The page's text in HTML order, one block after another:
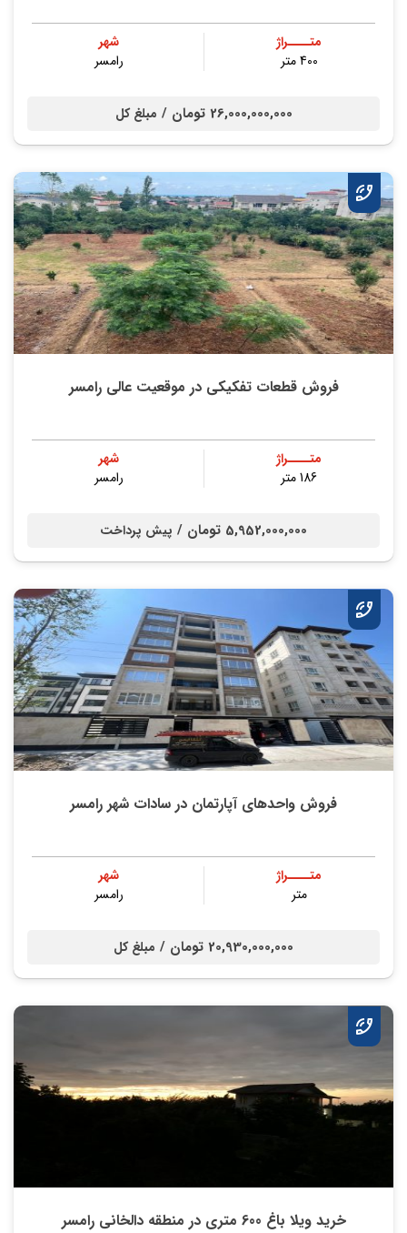
متــــراژ
400 متر
شهر
رامسر
26,000,000,000 تومان / مبلغ کل
فروش قطعات تفکیکی در موقعیت عالی رامسر
متــــراژ
186 متر
شهر
رامسر
5,952,000,000 تومان / پیش پرداخت
فروش واحدهای آپارتمان در سادات شهر رامسر
متــــراژ
متر
شهر
رامسر
20,930,000,000 تومان / مبلغ کل
خرید ویلا باغ 600 متری در منطقه دالخانی رامسر